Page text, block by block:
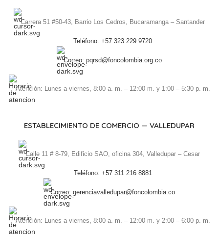
Carrera 51 #50-43, Barrio Los Cedros, Bucaramanga – Santander
Teléfono: +57 323 229 9720
Correo: pqrsd@foncolombia.org.co
Atención: Lunes a viernes, 8:00 a. m. – 12:00 m. y 1:00 – 5:30 p. m.
ESTABLECIMIENTO DE COMERCIO — VALLEDUPAR
Calle 11 # 8-79, Edificio SAO, oficina 304, Valledupar – Cesar
Teléfono: +57 311 216 8881
Correo: gerenciavalledupar@foncolombia.co
Atención: Lunes a viernes, 8:00 a. m. – 12:00 m. y 2:00 – 6:00 p. m.